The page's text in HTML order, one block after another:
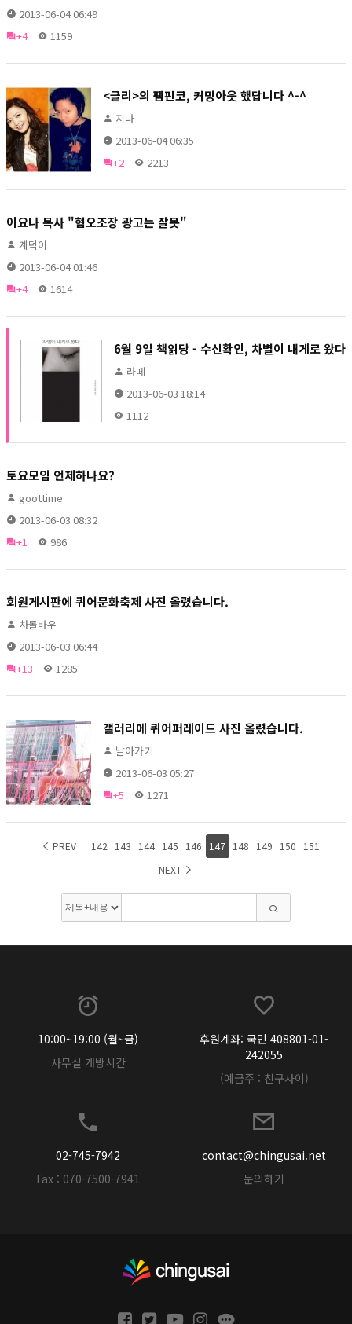
2013-06-04 06:49
+4
1159
<글리>의 펨핀코, 커밍아웃 했답니다 ^-^
지나
2013-06-04 06:35
+2
2213
이요나 목사 "혐오조장 광고는 잘못"
계덕이
2013-06-04 01:46
+4
1614
6월 9일 책읽당 - 수신확인, 차별이 내게로 왔다
라떼
2013-06-03 18:14
1112
토요모임 언제하나요?
goottime
2013-06-03 08:32
+1
986
회원게시판에 퀴어문화축제 사진 올렸습니다.
차돌바우
2013-06-03 06:44
+13
1285
갤러리에 퀴어퍼레이드 사진 올렸습니다.
날아가기
2013-06-03 05:27
+5
1271
PREV 142 143 144 145 146 147 148 149 150
151
NEXT
10:00~19:00 (월~금)
사무실 개방시간
후원계좌: 국민 408801-01-
242055
(예금주 : 친구사이)
02-745-7942
Fax : 070-7500-7941
contact@chingusai.net
문의하기